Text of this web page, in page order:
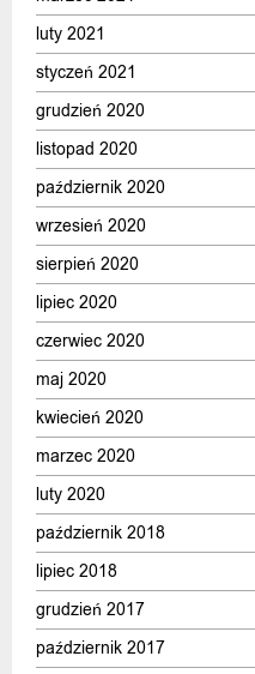
luty 2021
styczeń 2021
grudzień 2020
listopad 2020
październik 2020
wrzesień 2020
sierpień 2020
lipiec 2020
czerwiec 2020
maj 2020
kwiecień 2020
marzec 2020
luty 2020
październik 2018
lipiec 2018
grudzień 2017
październik 2017